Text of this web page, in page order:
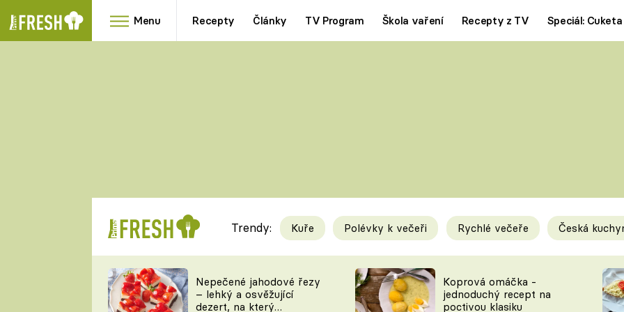
Menu Recepty Články TV Program Škola vaření Recepty z TV Speciál: Cuketa
RYCHLOVKY
Videorecepty
TEĎ VAŘÍ ŠÉF!
Tipy a triky
KAM ZA JÍDLEM
Trendy: Kuře Polévky k večeři Rychlé večeře Česká
Nepečené jahodové řezy
– lehký a osvěžující
dezert, na který
Koprová omáčka -
jednoduchý recept na
poctivou klasiku